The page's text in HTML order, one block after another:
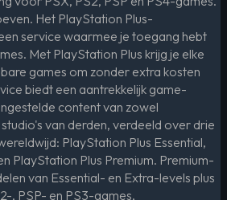
Het PlayStation Plus-
service waarmee je toegang hebt
Met PlayStation Plus krijg je elke
games om zonder extra kosten
biedt een aantrekkelijk game-
content van zowel
van derden, verdeeld over drie
PlayStation Plus Essential,
PlayStation Plus Premium. Premium-
van Essential- en Extra-levels plus
, PSP- en PS3-games,